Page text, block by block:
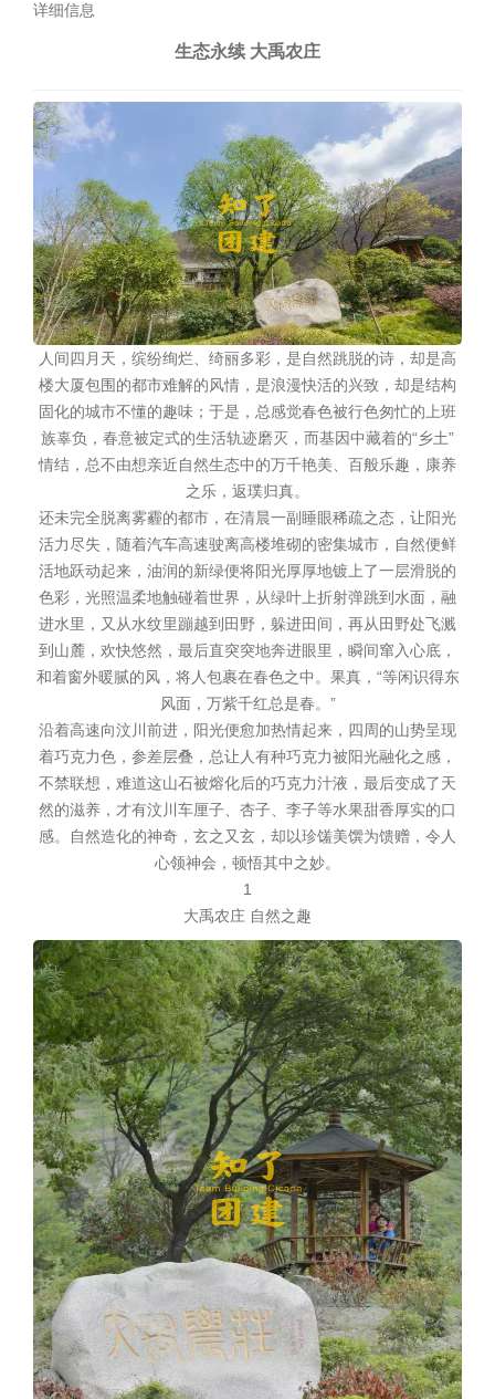
详细信息
生态永续 大禹农庄
人间四月天，缤纷绚烂、绮丽多彩，是自然跳脱的诗，却是高
楼大厦包围的都市难解的风情，是浪漫快活的兴致，却是结构
固化的城市不懂的趣味；于是，总感觉春色被行色匆忙的上班
族辜负，春意被定式的生活轨迹磨灭，而基因中藏着的“乡土”
情结，总不由想亲近自然生态中的万千艳美、百般乐趣，康养
之乐，返璞归真。
还未完全脱离雾霾的都市，在清晨一副睡眼稀疏之态，让阳光
活力尽失，随着汽车高速驶离高楼堆砌的密集城市，自然便鲜
活地跃动起来，油润的新绿便将阳光厚厚地镀上了一层滑脱的
色彩，光照温柔地触碰着世界，从绿叶上折射弹跳到水面，融
进水里，又从水纹里蹦越到田野，躲进田间，再从田野处飞溅
到山麓，欢快悠然，最后直突突地奔进眼里，瞬间窜入心底，
和着窗外暖腻的风，将人包裹在春色之中。果真，“等闲识得东
风面，万紫千红总是春。”
沿着高速向汶川前进，阳光便愈加热情起来，四周的山势呈现
着巧克力色，参差层叠，总让人有种巧克力被阳光融化之感，
不禁联想，难道这山石被熔化后的巧克力汁液，最后变成了天
然的滋养，才有汶川车厘子、杏子、李子等水果甜香厚实的口
感。自然造化的神奇，玄之又玄，却以珍馐美馔为馈赠，令人
心领神会，顿悟其中之妙。
1
大禹农庄 自然之趣